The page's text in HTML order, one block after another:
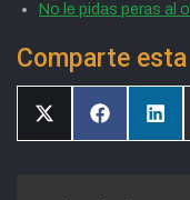
No le pidas peras al
Comparte
CompartirCompartir